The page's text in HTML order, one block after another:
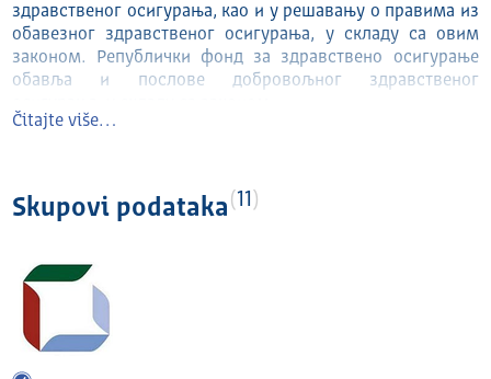
здравственог осигурања, као и у решавању о правима из
обавезног здравственог осигурања, у складу са овим
законом. Републички фонд за здравствено осигурање
обавља и послове добровољног здравственог
Седиште:Београд
Матични број (МБ):06042945
Адреса електронске поште одређене за пријем
електронских поднесака органа:
public@rfzo.rs
kontakt.centar@rfzo.rs
Подаци о радном времену органа јавне власти:7.30-15.30
Čitajte više…
Skupovi podataka 11